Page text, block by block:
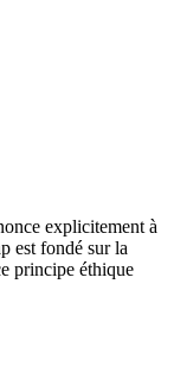
explicitement à
est fondé sur la
principe éthique